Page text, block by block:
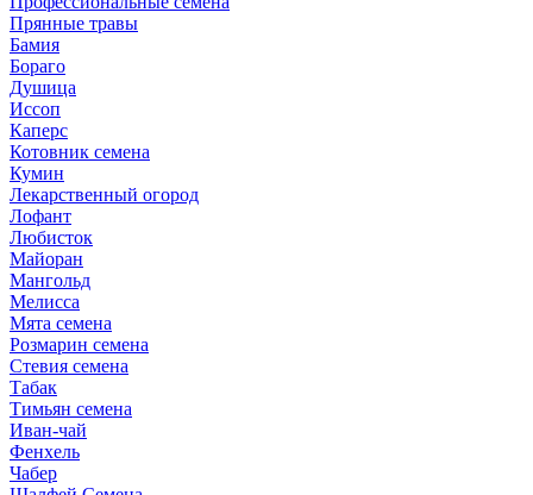
Прянные травы
Бамия
Бораго
Душица
Иссоп
Каперс
Котовник семена
Кумин
Лекарственный огород
Лофант
Любисток
Майоран
Мангольд
Мелисса
Мята семена
Розмарин семена
Стевия семена
Табак
Тимьян семена
Иван-чай
Фенхель
Чабер